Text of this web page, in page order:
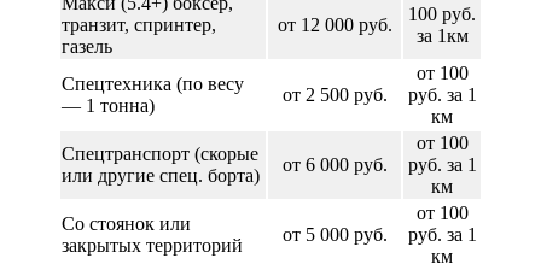
транзит, спринтер,
газель
от 12 000 руб.
100 руб.
за 1км
Спецтехника (по весу
— 1 тонна)
от 2 500 руб.
от 100
руб. за 1
км
Спецтранспорт (скорые
или другие спец. борта)
от 6 000 руб.
от 100
руб. за 1
км
Со стоянок или
закрытых территорий
от 5 000 руб.
от 100
руб. за 1
км